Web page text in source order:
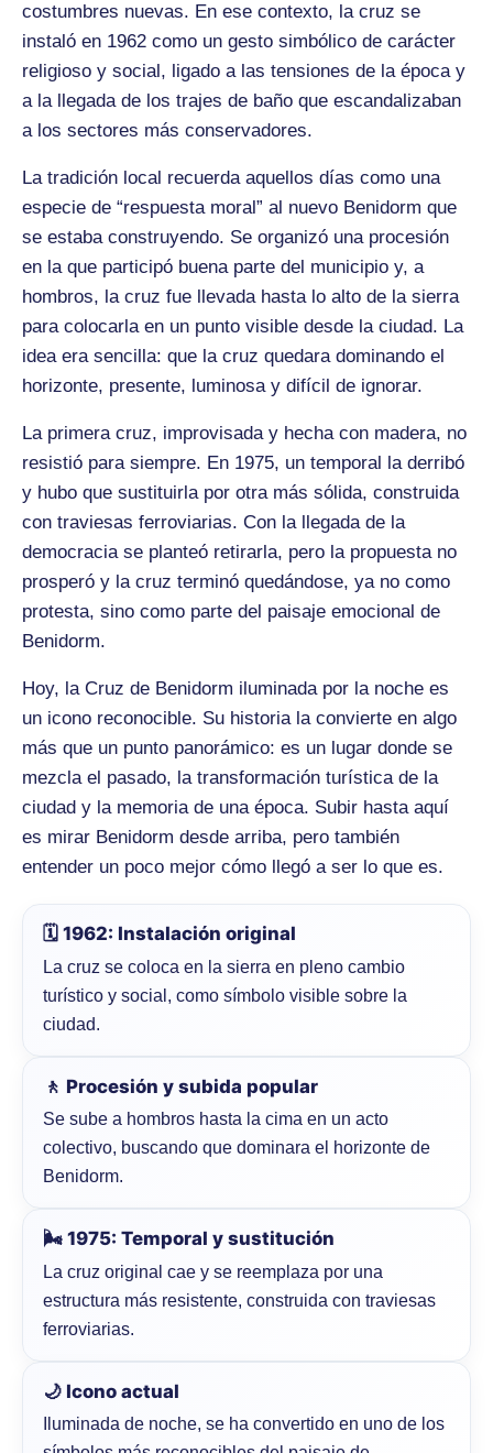
costumbres nuevas. En ese contexto, la cruz se
instaló en 1962 como un gesto simbólico de carácter
religioso y social, ligado a las tensiones de la época y
a la llegada de los trajes de baño que escandalizaban
a los sectores más conservadores.
La tradición local recuerda aquellos días como una
especie de “respuesta moral” al nuevo Benidorm que
se estaba construyendo. Se organizó una procesión
en la que participó buena parte del municipio y, a
hombros, la cruz fue llevada hasta lo alto de la sierra
para colocarla en un punto visible desde la ciudad. La
idea era sencilla: que la cruz quedara dominando el
horizonte, presente, luminosa y difícil de ignorar.
La primera cruz, improvisada y hecha con madera, no
resistió para siempre. En 1975, un temporal la derribó
y hubo que sustituirla por otra más sólida, construida
con traviesas ferroviarias. Con la llegada de la
democracia se planteó retirarla, pero la propuesta no
prosperó y la cruz terminó quedándose, ya no como
protesta, sino como parte del paisaje emocional de
Benidorm.
Hoy, la Cruz de Benidorm iluminada por la noche es
un icono reconocible. Su historia la convierte en algo
más que un punto panorámico: es un lugar donde se
mezcla el pasado, la transformación turística de la
ciudad y la memoria de una época. Subir hasta aquí
es mirar Benidorm desde arriba, pero también
entender un poco mejor cómo llegó a ser lo que es.
🗓️ 1962: Instalación original
La cruz se coloca en la sierra en pleno cambio
turístico y social, como símbolo visible sobre la
ciudad.
🚶 Procesión y subida popular
Se sube a hombros hasta la cima en un acto
colectivo, buscando que dominara el horizonte de
Benidorm.
🌬️ 1975: Temporal y sustitución
La cruz original cae y se reemplaza por una
estructura más resistente, construida con traviesas
ferroviarias.
🌙 Icono actual
Iluminada de noche, se ha convertido en uno de los